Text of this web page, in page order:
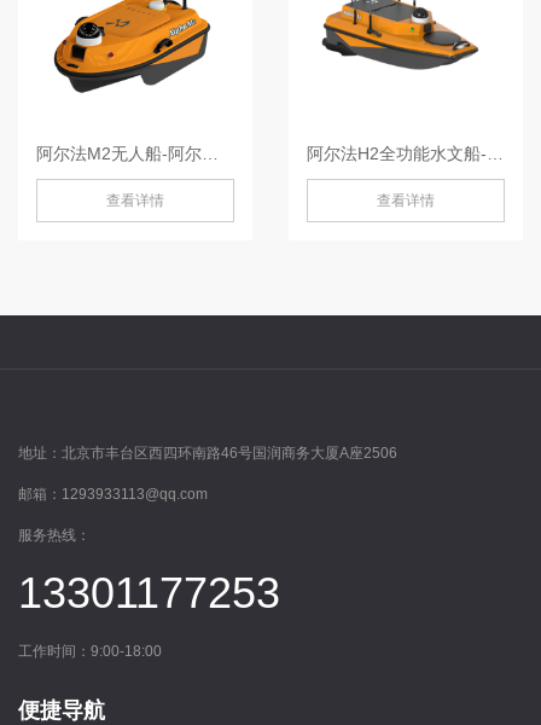
查看详情 查看详情
地址： 北京市丰台区西四环南路46号国润商务大厦A座2506
邮箱： 1293933113@qq.com
服务热线：
13301177253
工作时间：9:00-18:00
便捷导航